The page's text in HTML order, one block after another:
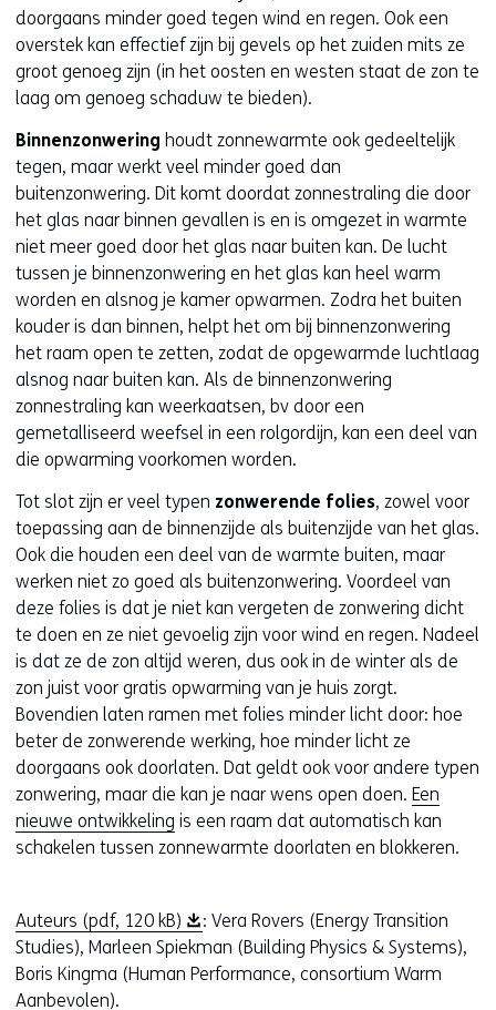
doorgaans minder goed tegen wind en regen. Ook een
overstek kan effectief zijn bij gevels op het zuiden mits ze
groot genoeg zijn (in het oosten en westen staat de zon te
laag om genoeg schaduw te bieden).
Binnenzonwering houdt zonnewarmte ook gedeeltelijk
tegen, maar werkt veel minder goed dan
buitenzonwering. Dit komt doordat zonnestraling die door
het glas naar binnen gevallen is en is omgezet in warmte
niet meer goed door het glas naar buiten kan. De lucht
tussen je binnenzonwering en het glas kan heel warm
worden en alsnog je kamer opwarmen. Zodra het buiten
kouder is dan binnen, helpt het om bij binnenzonwering
het raam open te zetten, zodat de opgewarmde luchtlaag
alsnog naar buiten kan. Als de binnenzonwering
zonnestraling kan weerkaatsen, bv door een
gemetalliseerd weefsel in een rolgordijn, kan een deel van
die opwarming voorkomen worden.
Tot slot zijn er veel typen zonwerende folies, zowel voor
toepassing aan de binnenzijde als buitenzijde van het glas.
Ook die houden een deel van de warmte buiten, maar
werken niet zo goed als buitenzonwering. Voordeel van
deze folies is dat je niet kan vergeten de zonwering dicht
te doen en ze niet gevoelig zijn voor wind en regen. Nadeel
is dat ze de zon altijd weren, dus ook in de winter als de
zon juist voor gratis opwarming van je huis zorgt.
Bovendien laten ramen met folies minder licht door: hoe
beter de zonwerende werking, hoe minder licht ze
doorgaans ook doorlaten. Dat geldt ook voor andere typen
zonwering, maar die kan je naar wens open doen. Een
nieuwe ontwikkeling is een raam dat automatisch kan
schakelen tussen zonnewarmte doorlaten en blokkeren.
Auteurs (pdf, 120 kB)
o
p
: Vera Rovers (Energy Transition
Studies), Marleen Spiekman (Building Physics & Systems),
Boris Kingma (Human Performance, consortium Warm
Aanbevolen).